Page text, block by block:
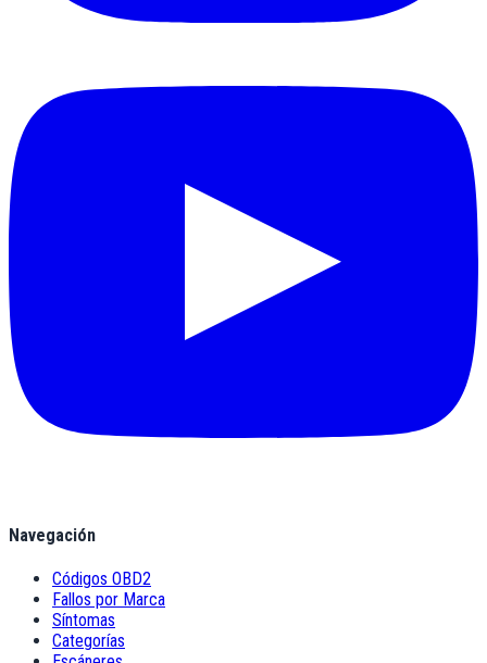
Navegación
Códigos OBD2
Fallos por Marca
Síntomas
Categorías